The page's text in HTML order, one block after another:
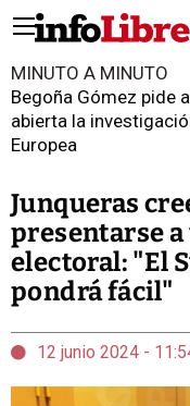
MINUTO A MINUTO
Begoña Gómez pide
abierta la
Europea
Junqueras
presentarse
electoral: "El
pondrá fácil"
12 junio 2024 -